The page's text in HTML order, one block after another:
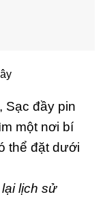
Sạc đầy pin
một nơi bí
thể đặt dưới
lịch sử